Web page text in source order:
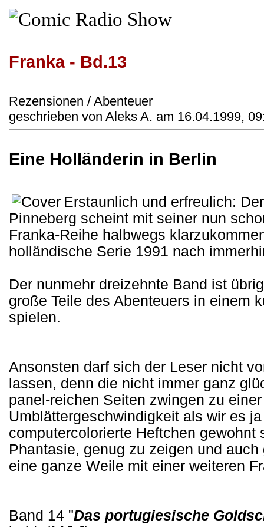
Franka - Bd.13
Rezensionen / Abenteuer
geschrieben von Aleks A. am 16.04.1999,
Eine Holländerin in Berlin
Erstaunlich und erfreulich:
Pinneberg scheint mit seiner nun
Franka-Reihe halbwegs
holländische Serie 1991 nach
Der nunmehr dreizehnte Band ist
große Teile des Abenteuers in einem
spielen.
Ansonsten darf sich der Leser nicht
lassen, denn die nicht immer ganz
panel-reichen Seiten zwingen zu
Umblättergeschwindigkeit als wir es
computercolorierte Heftchen
Phantasie, genug zu zeigen und
eine ganze Weile mit einer weiteren
Band 14 "Das portugiesische